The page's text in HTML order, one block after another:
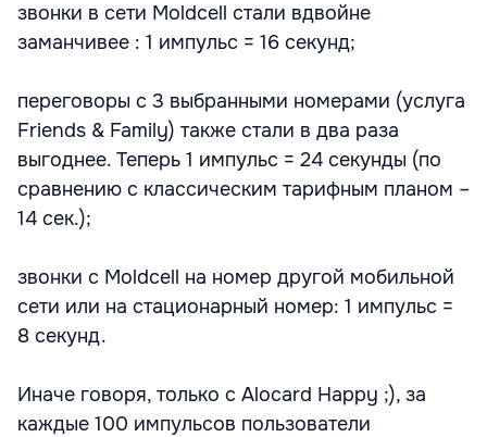
звонки в сети Moldcell стали вдвойне
заманчивее : 1 импульс = 16 секунд;
переговоры с 3 выбранными номерами (услуга
Friends & Family) также стали в два раза
выгоднее. Теперь 1 импульс = 24 секунды (по
сравнению с классическим тарифным планом –
14 сек.);
звонки с Moldcell на номер другой мобильной
сети или на стационарный номер: 1 импульс =
8 секунд.
Иначе говоря, только с Alocard Happy ;), за
каждые 100 импульсов пользователи